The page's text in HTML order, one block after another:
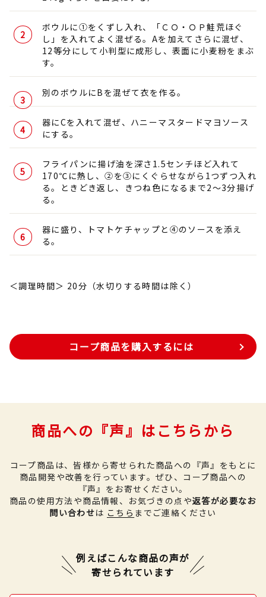
ボウルに①をくずし入れ、「ＣＯ・ＯＰ鮭荒ほぐ
し」を入れてよく混ぜる。Aを加えてさらに混ぜ、
12等分にして小判型に成形し、表面に小麦粉をまぶ
す。
別のボウルにBを混ぜて衣を作る。
器にCを入れて混ぜ、ハニーマスタードマヨソース
にする。
フライパンに揚げ油を深さ1.5センチほど入れて
170℃に熱し、②を③にくぐらせながら1つずつ入れ
る。ときどき返し、きつね色になるまで2～3分揚げ
る。
器に盛り、トマトケチャップと④のソースを添え
る。
＜調理時間＞ 20分（水切りする時間は除く）
コープ商品を購入するには
商品への『声』はこちらから
コープ商品は、皆様から寄せられた商品への『声』をもとに
商品開発や改善を行っています。 ぜひ、コープ商品への
『声』をお寄せください。
商品の使用方法や商品情報、お気づきの点や返答が必要なお
問い合わせは こちら までご連絡ください
例えばこんな商品の声が
寄せられています